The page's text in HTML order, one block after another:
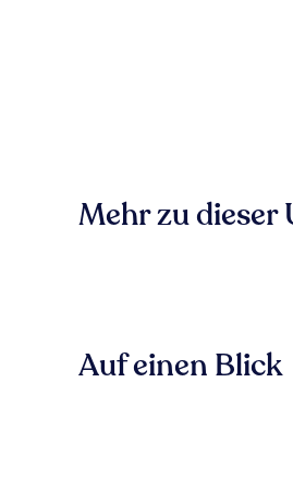
Mehr zu
Auf einen Blick